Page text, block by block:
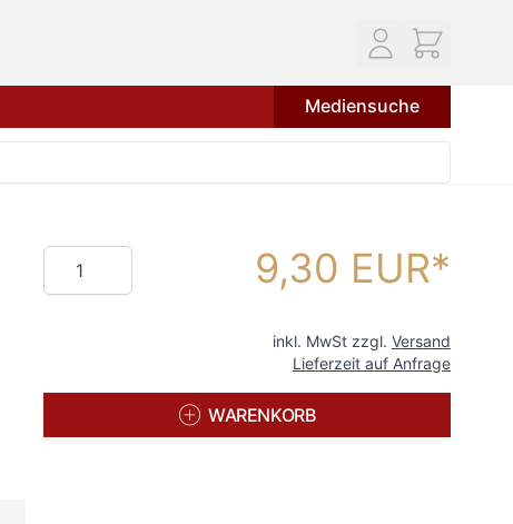
Mediensuche
Menge 9,30 EUR
inkl. MwSt zzgl. Versand
Lieferzeit auf Anfrage
WARENKORB